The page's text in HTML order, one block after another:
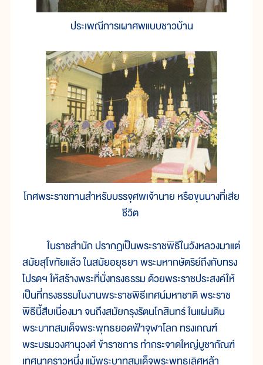
ประเพณีการเผาศพแบบชาวบ้าน
โกศพระราชทานสำหรับบรรจุศพเจ้านาย หรือขุนนางที่เสีย
ชีวิต
ในราชสำนัก ปรากฏเป็นพระราชพิธีในวังหลวงมาแต่
สมัยสุโขทัยแล้ว ในสมัยอยุธยา พระมหากษัตริย์ถึงกับทรง
โปรดฯ ให้สร้างพระที่นั่งทรงธรรม ด้วยพระราชประสงค์ให้
เป็นที่ทรงธรรมในงานพระราชพิธีเทศน์มหาชาติ พระราช
พิธีนี้สืบเนื่องมา จนถึงสมัยกรุงรัตนโกสินทร์ ในแผ่นดิน
พระบาทสมเด็จพระพุทธยอดฟ้าจุฬาโลก ทรงเกณฑ์
พระบรมวงศานุวงศ์ ข้าราชการ ทำกระจาดใหญ่บูชากัณฑ์
เทศนาคราวหนึ่ง แม้พระบาทสมเด็จพระพุทธเลิศหล้า